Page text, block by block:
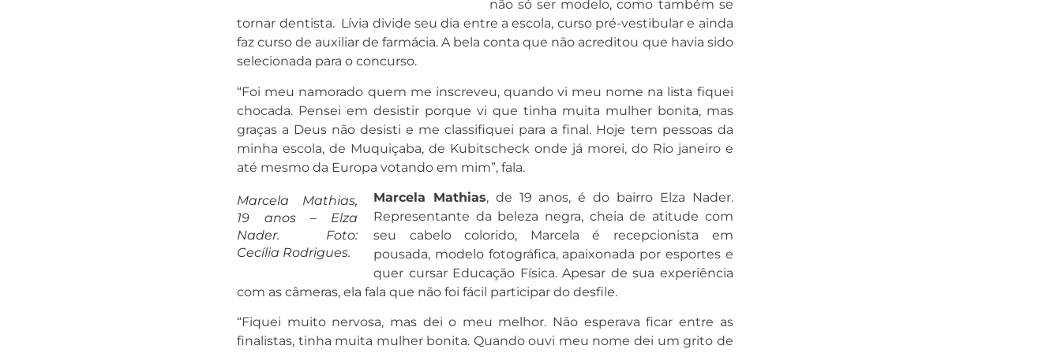
não só ser modelo, como também se
tornar dentista. Lívia divide seu dia entre a escola, curso pré-vestibular e ainda
faz curso de auxiliar de farmácia. A bela conta que não acreditou que havia sido
selecionada para o concurso.
“Foi meu namorado quem me inscreveu, quando vi meu nome na lista fiquei
chocada. Pensei em desistir porque vi que tinha muita mulher bonita, mas
graças a Deus não desisti e me classifiquei para a final. Hoje tem pessoas da
minha escola, de Muquiçaba, de Kubitscheck onde já morei, do Rio janeiro e
até mesmo da Europa votando em mim”, fala.
Marcela Mathias,
19 anos – Elza
Nader. Foto:
Cecília Rodrigues.
Marcela Mathias, de 19 anos, é do bairro Elza Nader.
Representante da beleza negra, cheia de atitude com
seu cabelo colorido, Marcela é recepcionista em
pousada, modelo fotográfica, apaixonada por esportes e
quer cursar Educação Física. Apesar de sua experiência
com as câmeras, ela fala que não foi fácil participar do desfile.
“Fiquei muito nervosa, mas dei o meu melhor. Não esperava ficar entre as
finalistas, tinha muita mulher bonita. Quando ouvi meu nome dei um grito de